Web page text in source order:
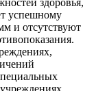
успешному
и отсутствуют